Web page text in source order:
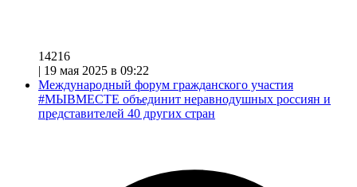
14216
| 19 мая 2025 в 09:22
Международный форум гражданского участия
#МЫВМЕСТЕ объединит неравнодушных россиян и
представителей 40 других стран